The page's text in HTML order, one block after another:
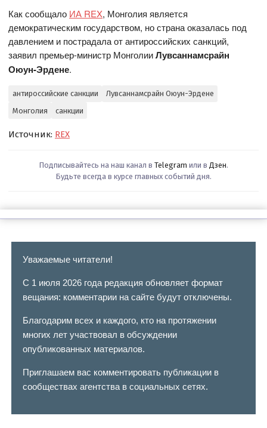
Как сообщало ИА REX, Монголия является
демократическим государством, но страна оказалась под
давлением и пострадала от антироссийских санкций,
заявил премьер-министр МонголииЛувсаннамсрайн
Оюун-Эрдене.
антироссийские санкции
Лувсаннамсрайн Оюун-Эрдене
Монголия
санкции
Источник: REX
Подписывайтесь на наш канал в Telegram или в Дзен.
Будьте всегда в курсе главных событий дня.
Уважаемые читатели!
С 1 июля 2026 года редакция обновляет формат
вещания: комментарии на сайте будут отключены.
Благодарим всех и каждого, кто на протяжении
многих лет участвовал в обсуждении
опубликованных материалов.
Приглашаем вас комментировать публикации в
сообществах агентства в социальных сетях.